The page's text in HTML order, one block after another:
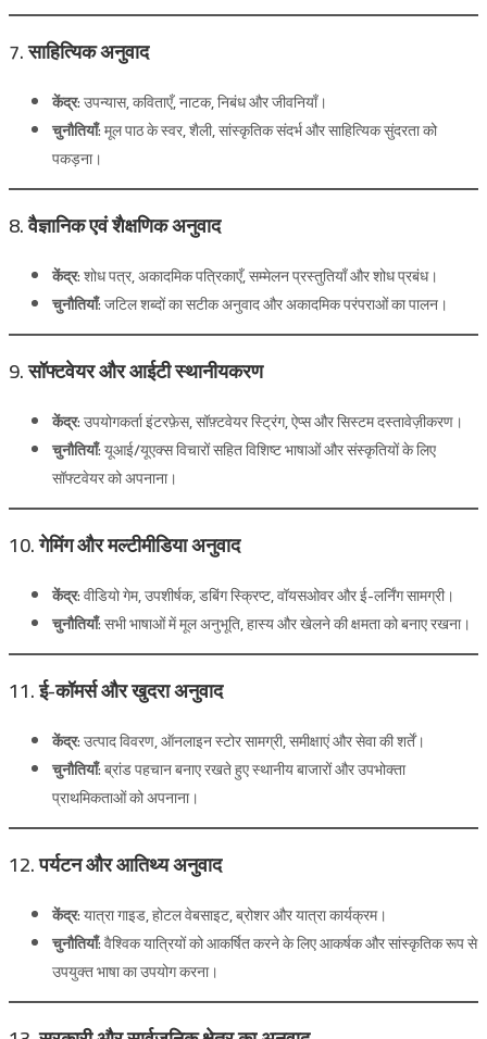
7. साहित्यिक अनुवाद
केंद्र:उपन्यास, कविताएँ, नाटक, निबंध और जीवनियाँ।
चुनौतियाँ:मूल पाठ के स्वर, शैली, सांस्कृतिक संदर्भ और साहित्यिक सुंदरता को
पकड़ना।
8. वैज्ञानिक एवं शैक्षणिक अनुवाद
केंद्र:शोध पत्र, अकादमिक पत्रिकाएँ, सम्मेलन प्रस्तुतियाँ और शोध प्रबंध।
चुनौतियाँ:जटिल शब्दों का सटीक अनुवाद और अकादमिक परंपराओं का पालन।
9. सॉफ्टवेयर और आईटी स्थानीयकरण
केंद्र:उपयोगकर्ता इंटरफ़ेस, सॉफ़्टवेयर स्ट्रिंग, ऐप्स और सिस्टम दस्तावेज़ीकरण।
चुनौतियाँ:यूआई/यूएक्स विचारों सहित विशिष्ट भाषाओं और संस्कृतियों के लिए
सॉफ्टवेयर को अपनाना।
10. गेमिंग और मल्टीमीडिया अनुवाद
केंद्र:वीडियो गेम, उपशीर्षक, डबिंग स्क्रिप्ट, वॉयसओवर और ई-लर्निंग सामग्री।
चुनौतियाँ:सभी भाषाओं में मूल अनुभूति, हास्य और खेलने की क्षमता को बनाए रखना।
11. ई-कॉमर्स और खुदरा अनुवाद
केंद्र:उत्पाद विवरण, ऑनलाइन स्टोर सामग्री, समीक्षाएं और सेवा की शर्तें।
चुनौतियाँ:ब्रांड पहचान बनाए रखते हुए स्थानीय बाजारों और उपभोक्ता
प्राथमिकताओं को अपनाना।
12. पर्यटन और आतिथ्य अनुवाद
केंद्र:यात्रा गाइड, होटल वेबसाइट, ब्रोशर और यात्रा कार्यक्रम।
चुनौतियाँ:वैश्विक यात्रियों को आकर्षित करने के लिए आकर्षक और सांस्कृतिक रूप से
उपयुक्त भाषा का उपयोग करना।